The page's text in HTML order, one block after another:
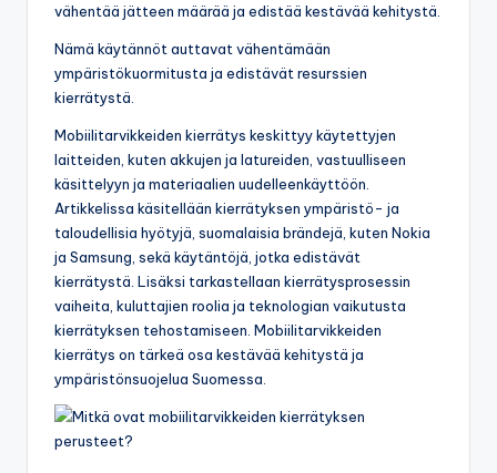
vähentää jätteen määrää ja edistää kestävää kehitystä.
Nämä käytännöt auttavat vähentämään
ympäristökuormitusta ja edistävät resurssien
kierrätystä.
Mobiilitarvikkeiden kierrätys keskittyy käytettyjen
laitteiden, kuten akkujen ja latureiden, vastuulliseen
käsittelyyn ja materiaalien uudelleenkäyttöön.
Artikkelissa käsitellään kierrätyksen ympäristö- ja
taloudellisia hyötyjä, suomalaisia brändejä, kuten Nokia
ja Samsung, sekä käytäntöjä, jotka edistävät
kierrätystä. Lisäksi tarkastellaan kierrätysprosessin
vaiheita, kuluttajien roolia ja teknologian vaikutusta
kierrätyksen tehostamiseen. Mobiilitarvikkeiden
kierrätys on tärkeä osa kestävää kehitystä ja
ympäristönsuojelua Suomessa.